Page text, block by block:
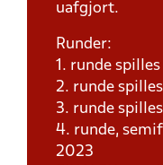
uafgjort.
Runder:
1. runde
2. runde
3. runde
4. runde,
2023